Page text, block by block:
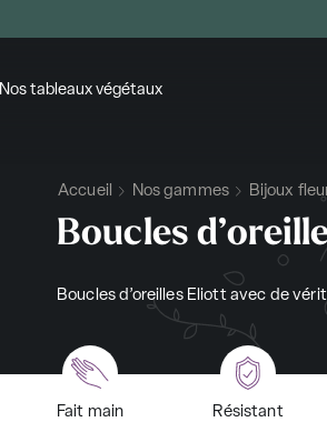
Nos tableaux végétaux
Accueil Nos gammes Bijoux
Boucles
Boucles d’oreilles Eliott avec de
Fait main Résistant